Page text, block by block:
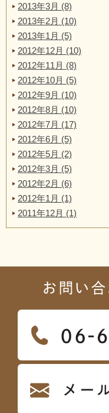
2013年3月 (8)
2013年2月 (10)
2013年1月 (5)
2012年12月 (10)
2012年11月 (8)
2012年10月 (5)
2012年9月 (10)
2012年8月 (10)
2012年7月 (17)
2012年6月 (5)
2012年5月 (2)
2012年3月 (5)
2012年2月 (6)
2012年1月 (1)
2011年12月 (1)
お問い